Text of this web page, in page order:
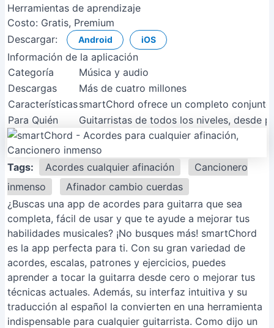
Herramientas de aprendizaje
Costo: Gratis, Premium
Descargar:
Android iOS
Información de la aplicación
Categoría
Música y audio
Descargas
Más de cuatro millones
CaracterísticassmartChord ofrece un completo
Para Quién
Guitarristas de todos los niveles, desde
Tags: Acordes cualquier afinación
Cancionero
inmenso
Afinador cambio cuerdas
¿Buscas una app de acordes para guitarra que sea
completa, fácil de usar y que te ayude a mejorar tus
habilidades musicales? ¡No busques más! smartChord
es la app perfecta para ti. Con su gran variedad de
acordes, escalas, patrones y ejercicios, puedes
aprender a tocar la guitarra desde cero o mejorar tus
técnicas actuales. Además, su interfaz intuitiva y su
traducción al español la convierten en una herramienta
indispensable para cualquier guitarrista. Como dijo un